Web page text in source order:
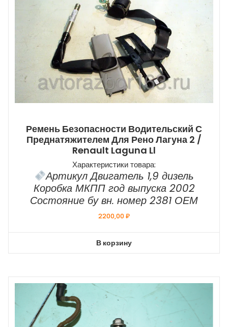
Ремень Безопасности Водительский С
Преднатяжителем Для Рено Лагуна 2 /
Renault Laguna Ll
Характеристики товара:
Артикул Двигатель 1,9 дизель
Коробка МКПП год выпуска 2002
Состояние бу вн. номер 2381 ОЕМ
2200,00₽
В корзину